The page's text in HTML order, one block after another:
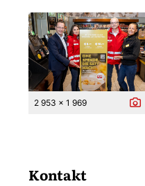
2 953 x 1 969
Kontakt